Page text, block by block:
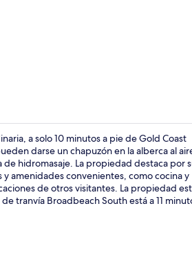
a solo 10 minutos a pie de Gold Coast
darse un chapuzón en la alberca al
hidromasaje. La propiedad destaca por
amenidades convenientes, como cocina y
de otros visitantes. La propiedad
tranvía Broadbeach South está a 11